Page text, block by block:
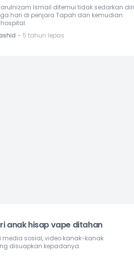
Ismail ditemui tidak sedarkan diri
hari di penjara Tapah dan kemudian
⋅ 5 tahun lepas
anak hisap vape ditahan
media sosial, video kanak-kanak
disuapkan kepadanya.